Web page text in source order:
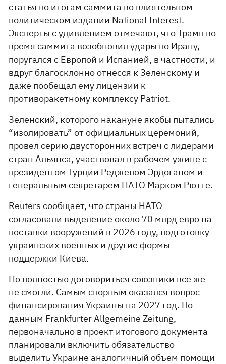
статья по итогам саммита во влиятельном
политическом издании National Interest.
Эксперты с удивлением отмечают, что Трамп во
время саммита возобновил удары по Ирану,
поругался с Европой и Испанией, в частности, и
вдруг благосклонно отнесся к Зеленскому и
даже пообещал ему лицензии к
противоракетному комплексу Patriot.
Зеленский, которого накануне якобы пытались
“изолировать” от официальных церемоний,
провел серию двусторонних встреч с лидерами
стран Альянса, участвовал в рабочем ужине с
президентом Турции Реджепом Эрдоганом и
генеральным секретарем НАТО Марком Рютте.
Reuters сообщает, что страны НАТО
согласовали выделение около 70 млрд евро на
поставки вооружений в 2026 году, подготовку
украинских военных и другие формы
поддержки Киева.
Но полностью договориться союзники все же
не смогли. Самым спорным оказался вопрос
финансирования Украины на 2027 год. По
данным Frankfurter Allgemeine Zeitung,
первоначально в проект итогового документа
планировали включить обязательство
выделить Украине аналогичный объем помощи